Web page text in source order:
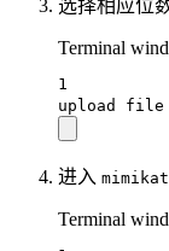
选择相应位
Terminal
1
upload
file
进入
Terminal